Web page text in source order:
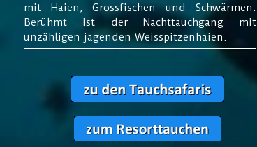
mit Haien, Grossfischen und Schwärmen.
Berühmt ist der Nachttauchgang mit
unzähligen jagenden Weisspitzenhaien.